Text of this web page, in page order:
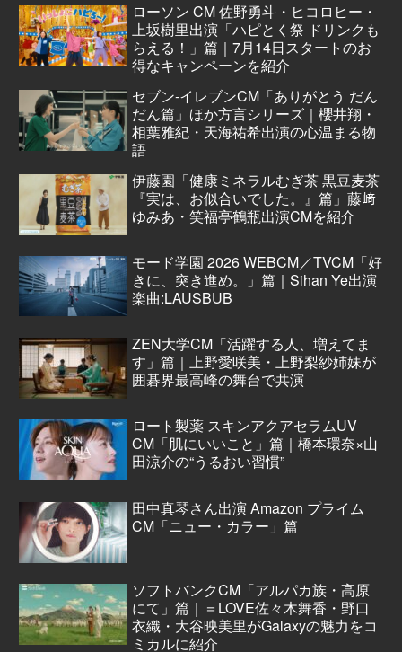
ローソン CM 佐野勇斗・ヒコロヒー・
上坂樹里出演「ハピとく祭 ドリンクも
らえる！」篇｜7月14日スタートのお
得なキャンペーンを紹介
セブン‐イレブンCM「ありがとう だん
だん篇」ほか方言シリーズ｜櫻井翔・
相葉雅紀・天海祐希出演の心温まる物
語
伊藤園「健康ミネラルむぎ茶 黒豆麦茶
『実は、お似合いでした。』篇」藤﨑
ゆみあ・笑福亭鶴瓶出演CMを紹介
モード学園 2026 WEBCM／TVCM「好
きに、突き進め。」篇｜Sihan Ye出演
楽曲:LAUSBUB
ZEN大学CM「活躍する人、増えてま
す」篇｜上野愛咲美・上野梨紗姉妹が
囲碁界最高峰の舞台で共演
ロート製薬 スキンアクアセラムUV
CM「肌にいいこと」篇｜橋本環奈×山
田涼介の“うるおい習慣”
田中真琴さん出演 Amazon プライム
CM「ニュー・カラー」篇
ソフトバンクCM「アルパカ族・高原
にて」篇｜＝LOVE佐々木舞香・野口
衣織・大谷映美里がGalaxyの魅力をコ
ミカルに紹介